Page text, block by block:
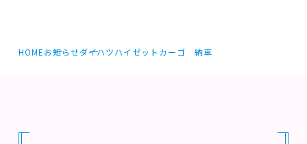
HOMEお知らせダイハツハイゼットカーゴ 納車